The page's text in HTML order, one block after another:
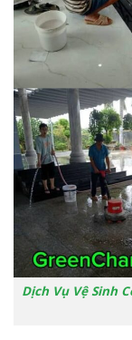
Dịch Vụ Vệ Sinh